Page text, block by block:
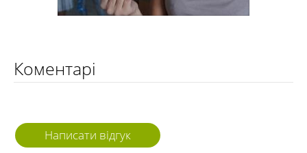
Коментарі
Написати відгук